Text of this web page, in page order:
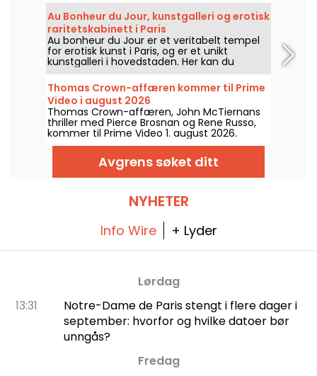
virkelige skatter, som det guddommelig
malte korhvelvet og Jomfru Maria-kapellet,
som er i relieff. Et must i Paris' 1.
arrondissement!
Au Bonheur du Jour, kunstgalleri og erotisk
raritetskabinett i Paris
Au bonheur du Jour er et veritabelt tempel
for erotisk kunst i Paris, og er et unikt
kunstgalleri i hovedstaden. Her kan du
oppdage verk som fremhever skjønnheten i
den mannlige og kvinnelige kroppen
gjennom visjonene til kunstnere fra 1800- og
1900-tallet, i tillegg til noen mer moderne
klumper.
Thomas Crown-affæren kommer til Prime
Video i august 2026
Thomas Crown-affæren, John McTiernans
thriller med Pierce Brosnan og Rene Russo,
kommer til Prime Video 1. august 2026.
Avgrens søket ditt
NYHETER
Info Wire + Lyder
Lørdag
13:31
Notre-Dame de Paris stengt i flere dager i
september: hvorfor og hvilke datoer bør
unngås?
Fredag